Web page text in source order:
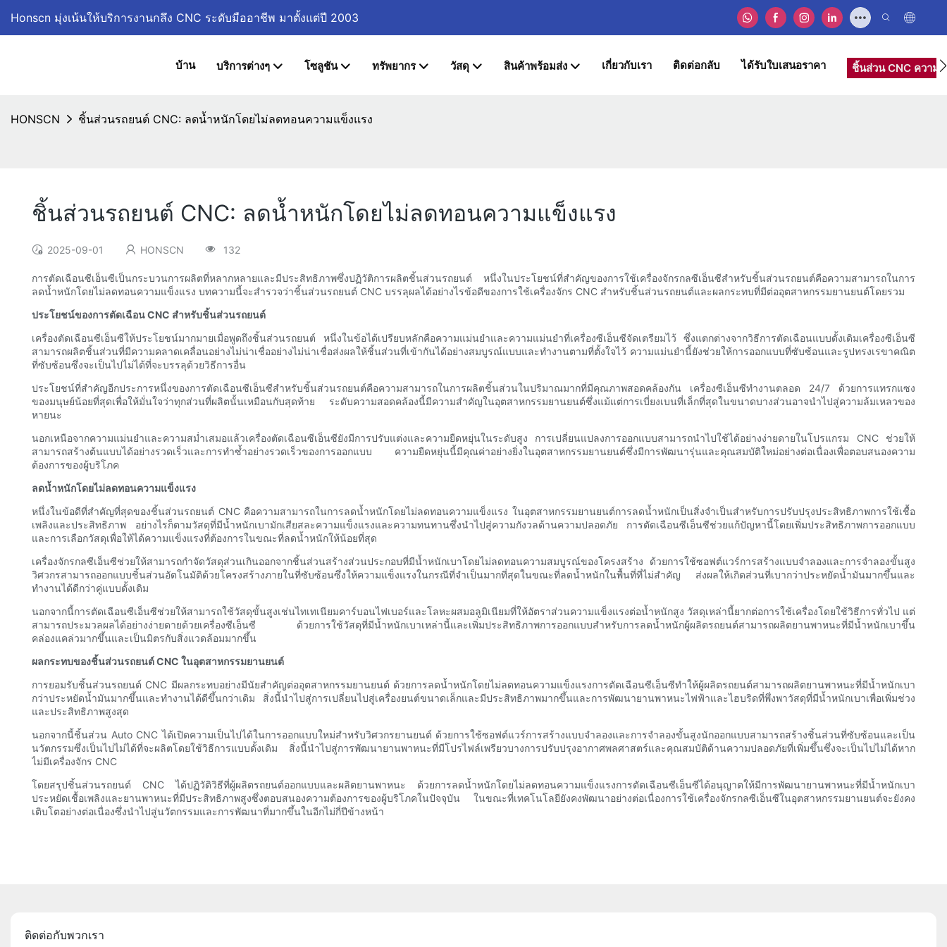
Honscn มุ่งเน้นให้บริการงานกลึง CNC ระดับมืออาชีพ มาตั้งแต่ปี 2003
บ้าน บริการต่างๆ โซลูชัน ทรัพยากร วัสดุ สินค้าพร้อมส่ง เกี่ยวกับเรา ติดต่อกลับ ได้รับใบเสนอราคา ชิ้นส่วน CNC ความ
HONSCN ชิ้นส่วนรถยนต์ CNC: ลดน้ำหนักโดยไม่ลดทอนความแข็งแรง
ชิ้นส่วนรถยนต์ CNC: ลดน้ำหนักโดยไม่ลดทอนความแข็งแรง
2025-09-01 HONSCN 132
การตัดเฉือนซีเอ็นซีเป็นกระบวนการผลิตที่หลากหลายและมีประสิทธิภาพซึ่งปฏิวัติการผลิตชิ้นส่วนรถยนต์ หนึ่งในประโยชน์ที่สำคัญของการใช้เครื่องจักรกลซีเอ็นซีสำหรับชิ้นส่วนรถยนต์คือความสามารถในการ
ลดน้ำหนักโดยไม่ลดทอนความแข็งแรง บทความนี้จะสำรวจว่าชิ้นส่วนรถยนต์ CNC บรรลุผลได้อย่างไรข้อดีของการใช้เครื่องจักร CNC สำหรับชิ้นส่วนรถยนต์และผลกระทบที่มีต่ออุตสาหกรรมยานยนต์โดยรวม
ประโยชน์ของการตัดเฉือน CNC สำหรับชิ้นส่วนรถยนต์
เครื่องตัดเฉือนซีเอ็นซีให้ประโยชน์มากมายเมื่อพูดถึงชิ้นส่วนรถยนต์ หนึ่งในข้อได้เปรียบหลักคือความแม่นยำและความแม่นยำที่เครื่องซีเอ็นซีจัดเตรียมไว้ ซึ่งแตกต่างจากวิธีการตัดเฉือนแบบดั้งเดิมเครื่องซีเอ็นซี
สามารถผลิตชิ้นส่วนที่มีความคลาดเคลื่อนอย่างไม่น่าเชื่ออย่างไม่น่าเชื่อส่งผลให้ชิ้นส่วนที่เข้ากันได้อย่างสมบูรณ์แบบและทำงานตามที่ตั้งใจไว้ ความแม่นยำนี้ยังช่วยให้การออกแบบที่ซับซ้อนและรูปทรงเรขาคณิต
ที่ซับซ้อนซึ่งจะเป็นไปไม่ได้ที่จะบรรลุด้วยวิธีการอื่น
ประโยชน์ที่สำคัญอีกประการหนึ่งของการตัดเฉือนซีเอ็นซีสำหรับชิ้นส่วนรถยนต์คือความสามารถในการผลิตชิ้นส่วนในปริมาณมากที่มีคุณภาพสอดคล้องกัน เครื่องซีเอ็นซีทำงานตลอด 24/7 ด้วยการแทรกแซง
ของมนุษย์น้อยที่สุดเพื่อให้มั่นใจว่าทุกส่วนที่ผลิตนั้นเหมือนกับสุดท้าย ระดับความสอดคล้องนี้มีความสำคัญในอุตสาหกรรมยานยนต์ซึ่งแม้แต่การเบี่ยงเบนที่เล็กที่สุดในขนาดบางส่วนอาจนำไปสู่ความล้มเหลวของ
หายนะ
นอกเหนือจากความแม่นยำและความสม่ำเสมอแล้วเครื่องตัดเฉือนซีเอ็นซียังมีการปรับแต่งและความยืดหยุ่นในระดับสูง การเปลี่ยนแปลงการออกแบบสามารถนำไปใช้ได้อย่างง่ายดายในโปรแกรม CNC ช่วยให้
สามารถสร้างต้นแบบได้อย่างรวดเร็วและการทำซ้ำอย่างรวดเร็วของการออกแบบ ความยืดหยุ่นนี้มีคุณค่าอย่างยิ่งในอุตสาหกรรมยานยนต์ซึ่งมีการพัฒนารุ่นและคุณสมบัติใหม่อย่างต่อเนื่องเพื่อตอบสนองความ
ต้องการของผู้บริโภค
ลดน้ำหนักโดยไม่ลดทอนความแข็งแรง
หนึ่งในข้อดีที่สำคัญที่สุดของชิ้นส่วนรถยนต์ CNC คือความสามารถในการลดน้ำหนักโดยไม่ลดทอนความแข็งแรง ในอุตสาหกรรมยานยนต์การลดน้ำหนักเป็นสิ่งจำเป็นสำหรับการปรับปรุงประสิทธิภาพการใช้เชื้อ
เพลิงและประสิทธิภาพ อย่างไรก็ตามวัสดุที่มีน้ำหนักเบามักเสียสละความแข็งแรงและความทนทานซึ่งนำไปสู่ความกังวลด้านความปลอดภัย การตัดเฉือนซีเอ็นซีช่วยแก้ปัญหานี้โดยเพิ่มประสิทธิภาพการออกแบบ
และการเลือกวัสดุเพื่อให้ได้ความแข็งแรงที่ต้องการในขณะที่ลดน้ำหนักให้น้อยที่สุด
เครื่องจักรกลซีเอ็นซีช่วยให้สามารถกำจัดวัสดุส่วนเกินออกจากชิ้นส่วนสร้างส่วนประกอบที่มีน้ำหนักเบาโดยไม่ลดทอนความสมบูรณ์ของโครงสร้าง ด้วยการใช้ซอฟต์แวร์การสร้างแบบจำลองและการจำลองขั้นสูง
วิศวกรสามารถออกแบบชิ้นส่วนอัตโนมัติด้วยโครงสร้างภายในที่ซับซ้อนซึ่งให้ความแข็งแรงในกรณีที่จำเป็นมากที่สุดในขณะที่ลดน้ำหนักในพื้นที่ที่ไม่สำคัญ ส่งผลให้เกิดส่วนที่เบากว่าประหยัดน้ำมันมากขึ้นและ
ทำงานได้ดีกว่าคู่แบบดั้งเดิม
นอกจากนี้การตัดเฉือนซีเอ็นซีช่วยให้สามารถใช้วัสดุขั้นสูงเช่นไทเทเนียมคาร์บอนไฟเบอร์และโลหะผสมอลูมิเนียมที่ให้อัตราส่วนความแข็งแรงต่อน้ำหนักสูง วัสดุเหล่านี้ยากต่อการใช้เครื่องโดยใช้วิธีการทั่วไป แต่
สามารถประมวลผลได้อย่างง่ายดายด้วยเครื่องซีเอ็นซี ด้วยการใช้วัสดุที่มีน้ำหนักเบาเหล่านี้และเพิ่มประสิทธิภาพการออกแบบสำหรับการลดน้ำหนักผู้ผลิตรถยนต์สามารถผลิตยานพาหนะที่มีน้ำหนักเบาขึ้น
คล่องแคล่วมากขึ้นและเป็นมิตรกับสิ่งแวดล้อมมากขึ้น
ผลกระทบของชิ้นส่วนรถยนต์ CNC ในอุตสาหกรรมยานยนต์
การยอมรับชิ้นส่วนรถยนต์ CNC มีผลกระทบอย่างมีนัยสำคัญต่ออุตสาหกรรมยานยนต์ ด้วยการลดน้ำหนักโดยไม่ลดทอนความแข็งแรงการตัดเฉือนซีเอ็นซีทำให้ผู้ผลิตรถยนต์สามารถผลิตยานพาหนะที่มีน้ำหนักเบา
กว่าประหยัดน้ำมันมากขึ้นและทำงานได้ดีขึ้นกว่าเดิม สิ่งนี้นำไปสู่การเปลี่ยนไปสู่เครื่องยนต์ขนาดเล็กและมีประสิทธิภาพมากขึ้นและการพัฒนายานพาหนะไฟฟ้าและไฮบริดที่พึ่งพาวัสดุที่มีน้ำหนักเบาเพื่อเพิ่มช่วง
และประสิทธิภาพสูงสุด
นอกจากนี้ชิ้นส่วน Auto CNC ได้เปิดความเป็นไปได้ในการออกแบบใหม่สำหรับวิศวกรยานยนต์ ด้วยการใช้ซอฟต์แวร์การสร้างแบบจำลองและการจำลองขั้นสูงนักออกแบบสามารถสร้างชิ้นส่วนที่ซับซ้อนและเป็น
นวัตกรรมซึ่งเป็นไปไม่ได้ที่จะผลิตโดยใช้วิธีการแบบดั้งเดิม สิ่งนี้นำไปสู่การพัฒนายานพาหนะที่มีโปรไฟล์เพรียวบางการปรับปรุงอากาศพลศาสตร์และคุณสมบัติด้านความปลอดภัยที่เพิ่มขึ้นซึ่งจะเป็นไปไม่ได้หาก
ไม่มีเครื่องจักร CNC
โดยสรุปชิ้นส่วนรถยนต์ CNC ได้ปฏิวัติวิธีที่ผู้ผลิตรถยนต์ออกแบบและผลิตยานพาหนะ ด้วยการลดน้ำหนักโดยไม่ลดทอนความแข็งแรงการตัดเฉือนซีเอ็นซีได้อนุญาตให้มีการพัฒนายานพาหนะที่มีน้ำหนักเบา
ประหยัดเชื้อเพลิงและยานพาหนะที่มีประสิทธิภาพสูงซึ่งตอบสนองความต้องการของผู้บริโภคในปัจจุบัน ในขณะที่เทคโนโลยียังคงพัฒนาอย่างต่อเนื่องการใช้เครื่องจักรกลซีเอ็นซีในอุตสาหกรรมยานยนต์จะยังคง
เติบโตอย่างต่อเนื่องซึ่งนำไปสู่นวัตกรรมและการพัฒนาที่มากขึ้นในอีกไม่กี่ปีข้างหน้า
ติดต่อกับพวกเรา